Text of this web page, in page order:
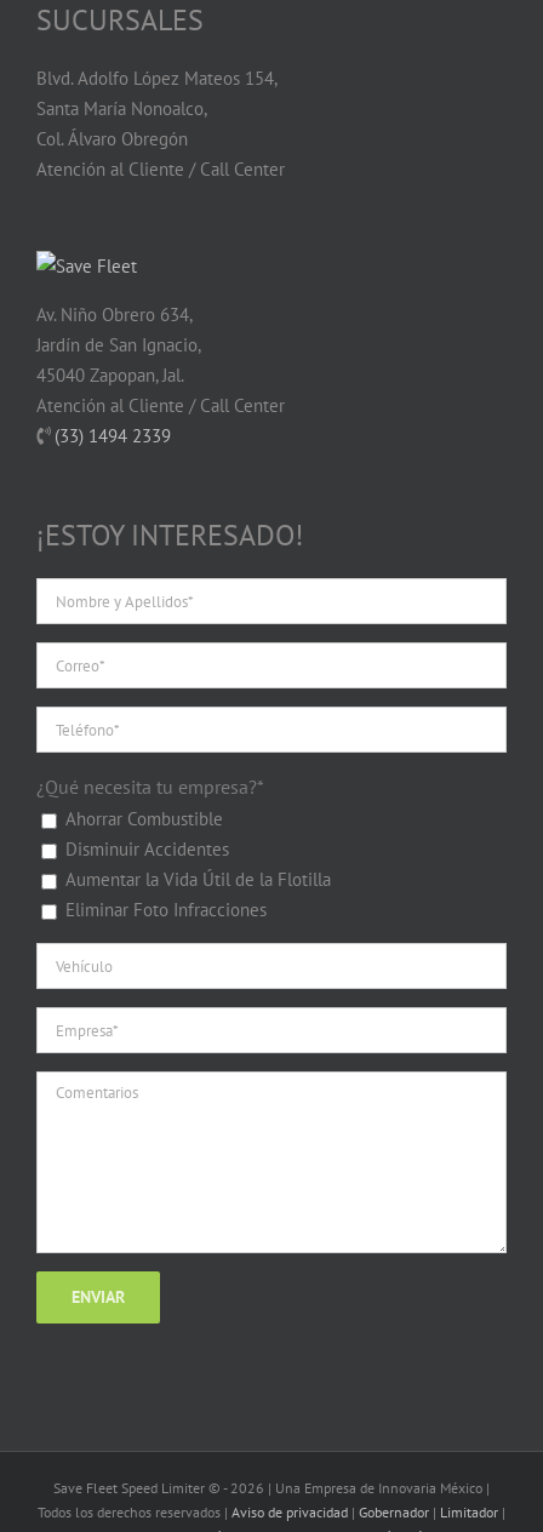
SUCURSALES
Blvd. Adolfo López Mateos 154,
Santa María Nonoalco,
Col. Álvaro Obregón
Atención al Cliente / Call Center
Av. Niño Obrero 634,
Jardín de San Ignacio,
45040 Zapopan, Jal.
Atención al Cliente / Call Center
(33) 1494 2339
¡ESTOY INTERESADO!
¿Qué necesita tu empresa?*
Ahorrar Combustible
Disminuir Accidentes
Aumentar la Vida Útil de la Flotilla
Eliminar Foto Infracciones
Save Fleet Speed Limiter © - 2026 | Una Empresa de Innovaria México |
Todos los derechos reservados | Aviso de privacidad | Gobernador | Limitador |